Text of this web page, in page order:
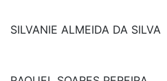
SILVANIE ALMEIDA DA SILVA